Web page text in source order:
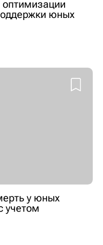
оптимизации
юных
у юных
учетом